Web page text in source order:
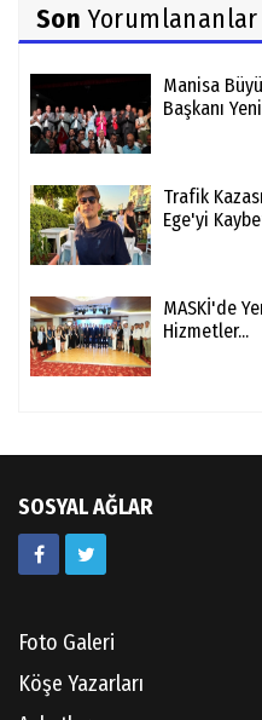
Son Yorumlananlar
Manisa
Başkanı
Trafik
Ege'yi
MASKİ'de
Hizmetler...
SOSYAL AĞLAR
Foto Galeri
Köşe Yazarları